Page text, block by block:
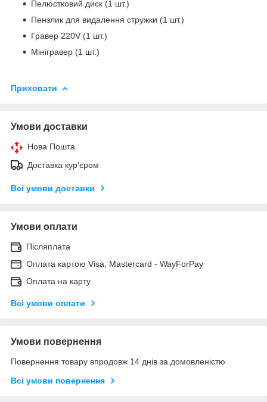
Пелюстковий диск (1 шт.)
Пензлик для видалення стружки (1 шт.)
Гравер 220V (1 шт.)
Мінігравер (1 шт.)
Приховати
Умови доставки
Нова Пошта
Доставка кур'єром
Всі умови доставки
Умови оплати
Післяплата
Оплата картою Visa, Mastercard - WayForPay
Оплата на карту
Всі умови оплати
Умови повернення
Повернення товару впродовж 14 днів за домовленістю
Всі умови повернення